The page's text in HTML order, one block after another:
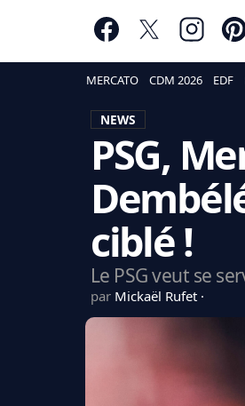
MERCATO CDM 2026 EDF
NEWS
PSG,
ciblé !
Le PSG veut se
par Mickaël Rufet